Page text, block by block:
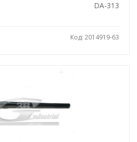
DA-313
Код: 2014919-63